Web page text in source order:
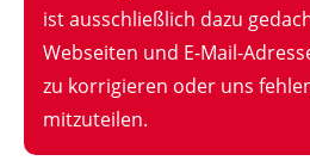
ist ausschließlich dazu
Webseiten und E-Mail-
zu korrigieren oder uns
mitzuteilen.